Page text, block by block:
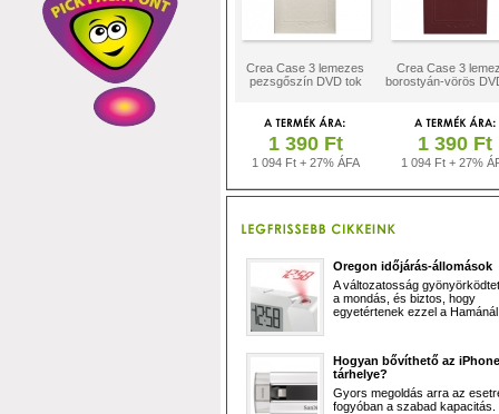
Crea Case 3 lemezes
pezsgőszín DVD tok
Crea Case 3
borostyán-vörös
1 390 Ft
1 094 Ft + 27% ÁFA
1 390 Ft
1 094 Ft + 27%
Oregon időjárás-állomások
A változatosság
a mondás, és biztos, hogy
egyetértenek ezzel a
Hogyan bővíthető az iPhone
tárhelye?
Gyors megoldás arra az
fogyóban a szabad kapacitás.